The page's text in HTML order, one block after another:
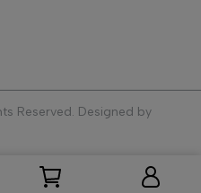
Reserved. Designed by